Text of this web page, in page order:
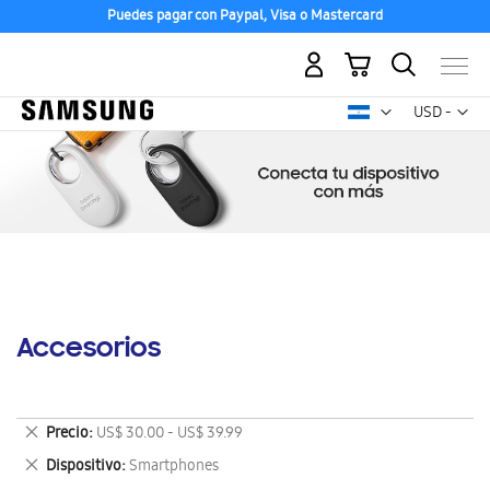
Puedes pagar con Paypal, Visa o Mastercard
USD -
dólar
Mi carrito
Accesorios
Precio US$ 30.00 - US$ 39.99
Eliminar
este
artículo
Dispositivo Smartphones
Eliminar